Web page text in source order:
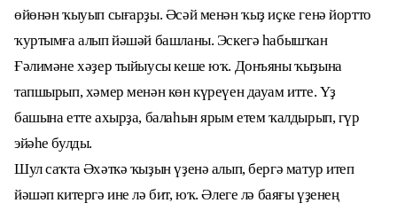
өйөнән ҡыуып сығарҙы. Әсәй менән ҡыҙ иҫке генә йортто
ҡуртымға алып йәшәй башланы. Эскегә һабышҡан
Ғәлимәне хәҙер тыйыусы кеше юҡ. Донъяны ҡыҙына
тапшырып, хәмер менән көн күреүен дауам итте. Үҙ
башына етте ахырҙа, балаһын ярым етем ҡалдырып, гүр
эйәһе булды.
Шул саҡта Әхәткә ҡыҙын үҙенә алып, бергә матур итеп
йәшәп китергә ине лә бит, юҡ. Әлеге лә баяғы үҙенең